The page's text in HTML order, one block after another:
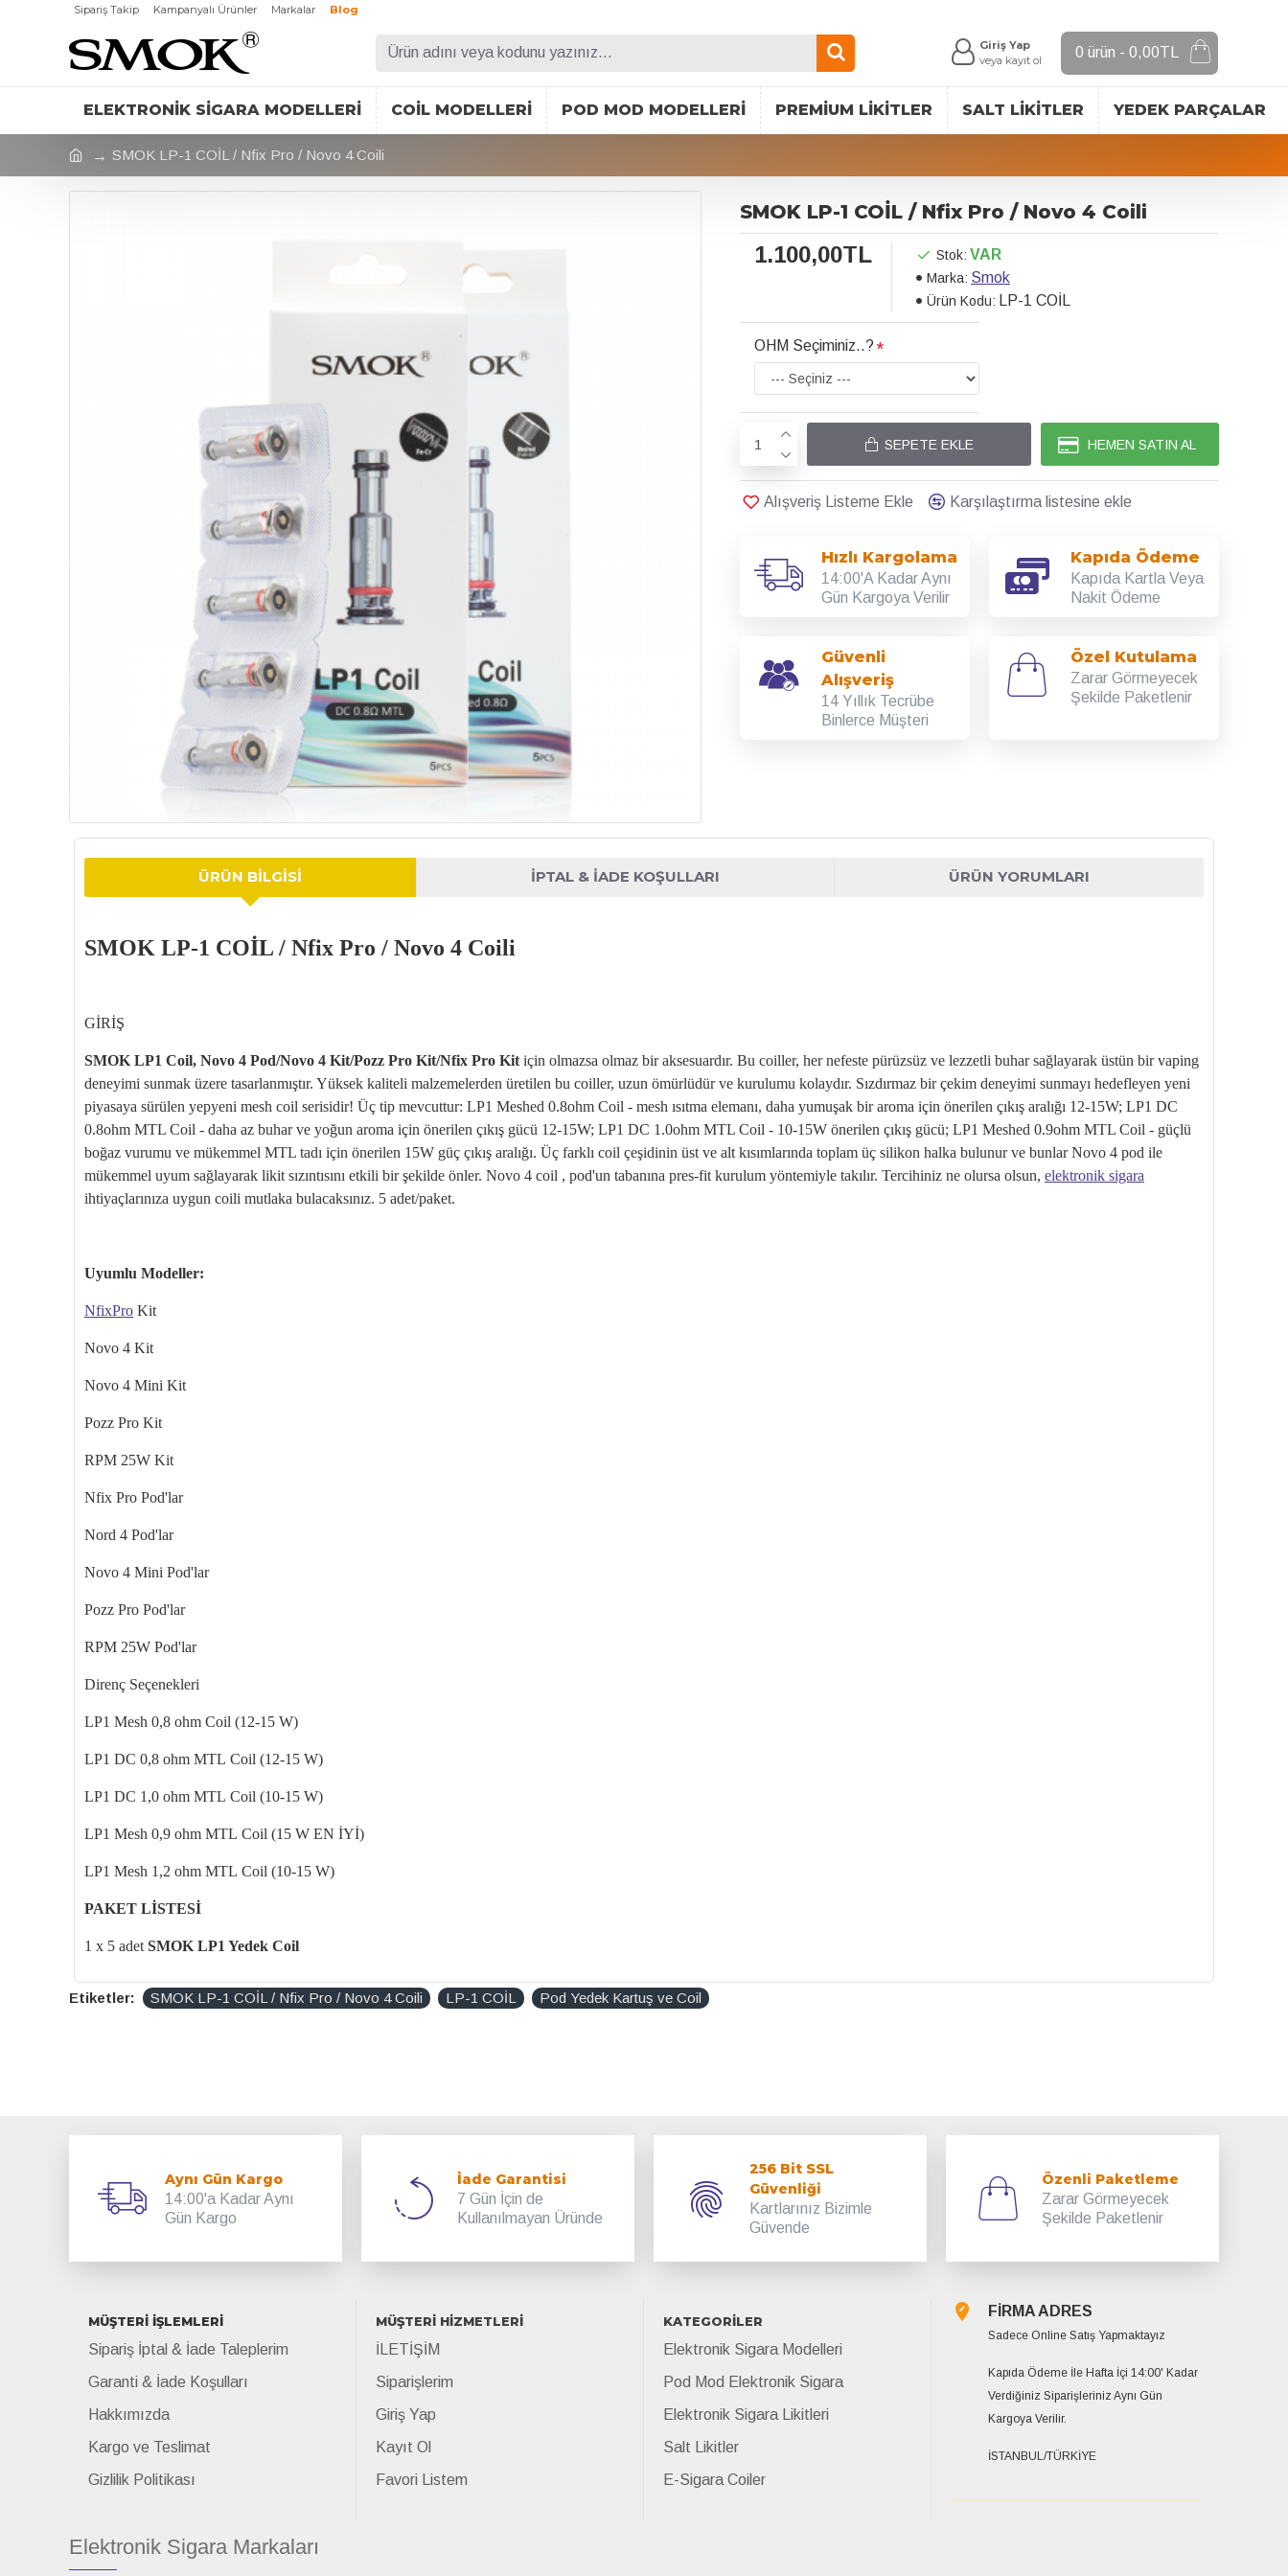
Sipariş Takip Kampanyalı Ürünler Markalar Blog
Giriş Yap
veya kayıt ol
0 ürün - 0,00TL
ELEKTRONIK SIGARA MODELLERI COIL MODELLERI POD MOD MODELLERI PREMIUM LIKITLER SALT LIKITLER YEDEK PARÇALAR
SMOK LP-1 COİL / Nfix Pro / Novo 4 Coili
SMOK LP-1 COİL / Nfix Pro / Novo 4 Coili
1.100,00TL Stok: VAR
Marka: Smok
Ürün Kodu: LP-1 COİL
OHM Seçiminiz..?
SEPETE EKLE HEMEN SATIN AL
Alışveriş Listeme Ekle Karşılaştırma listesine ekle
Hızlı Kargolama
14:00'A Kadar Aynı
Gün Kargoya Verilir
Kapıda Ödeme
Kapıda Kartla Veya
Nakit Ödeme
Güvenli
Alışveriş
14 Yıllık Tecrübe
Binlerce Müşteri
Özel Kutulama
Zarar Görmeyecek
Şekilde Paketlenir
ÜRÜN BILGISI İPTAL & İADE KOŞULLARI ÜRÜN YORUMLARI
SMOK LP-1 COİL / Nfix Pro / Novo 4 Coili
GİRİŞ
SMOK LP1 Coil, Novo 4 Pod/Novo 4 Kit/Pozz Pro Kit/Nfix Pro Kit için olmazsa olmaz bir aksesuardır. Bu coiller, her nefeste pürüzsüz ve lezzetli buhar sağlayarak üstün bir vaping
deneyimi sunmak üzere tasarlanmıştır. Yüksek kaliteli malzemelerden üretilen bu coiller, uzun ömürlüdür ve kurulumu kolaydır. Sızdırmaz bir çekim deneyimi sunmayı hedefleyen yeni
piyasaya sürülen yepyeni mesh coil serisidir! Üç tip mevcuttur: LP1 Meshed 0.8ohm Coil - mesh ısıtma elemanı, daha yumuşak bir aroma için önerilen çıkış aralığı 12-15W; LP1 DC
0.8ohm MTL Coil - daha az buhar ve yoğun aroma için önerilen çıkış gücü 12-15W; LP1 DC 1.0ohm MTL Coil - 10-15W önerilen çıkış gücü; LP1 Meshed 0.9ohm MTL Coil - güçlü
boğaz vurumu ve mükemmel MTL tadı için önerilen 15W güç çıkış aralığı. Üç farklı coil çeşidinin üst ve alt kısımlarında toplam üç silikon halka bulunur ve bunlar Novo 4 pod ile
mükemmel uyum sağlayarak likit sızıntısını etkili bir şekilde önler. Novo 4 coil , pod'un tabanına pres-fit kurulum yöntemiyle takılır. Tercihiniz ne olursa olsun, elektronik sigara
ihtiyaçlarınıza uygun coili mutlaka bulacaksınız. 5 adet/paket.
Uyumlu Modeller:
NfixPro Kit
Novo 4 Kit
Novo 4 Mini Kit
Pozz Pro Kit
RPM 25W Kit
Nfix Pro Pod'lar
Nord 4 Pod'lar
Novo 4 Mini Pod'lar
Pozz Pro Pod'lar
RPM 25W Pod'lar
Direnç Seçenekleri
LP1 Mesh 0,8 ohm Coil (12-15 W)
LP1 DC 0,8 ohm MTL Coil (12-15 W)
LP1 DC 1,0 ohm MTL Coil (10-15 W)
LP1 Mesh 0,9 ohm MTL Coil (15 W EN İYİ)
LP1 Mesh 1,2 ohm MTL Coil (10-15 W)
PAKET LİSTESİ
1 x 5 adet SMOK LP1 Yedek Coil
Etiketler: SMOK LP-1 COİL / Nfix Pro / Novo 4 Coili LP-1 COİL Pod Yedek Kartuş ve Coil
Aynı Gün Kargo
14:00'a Kadar Aynı
Gün Kargo
İade Garantisi
7 Gün İçin de
Kullanılmayan Üründe
256 Bit SSL
Güvenliği
Kartlarınız Bizimle
Güvende
Özenli Paketleme
Zarar Görmeyecek
Şekilde Paketlenir
MÜŞTERİ İŞLEMLERİ
Sipariş İptal & İade Taleplerim
Garanti & İade Koşulları
Hakkımızda
Kargo ve Teslimat
Gizlilik Politikası
MÜŞTERİ HİZMETLERİ
İLETİŞİM
Siparişlerim
Giriş Yap
Kayıt Ol
Favori Listem
KATEGORİLER
Elektronik Sigara Modelleri
Pod Mod Elektronik Sigara
Elektronik Sigara Likitleri
Salt Likitler
E-Sigara Coiler
FİRMA ADRES
Sadece Online Satış Yapmaktayız
Kapıda Ödeme İle Hafta İçi 14:00' Kadar
Verdiğiniz Siparişleriniz Aynı Gün
Kargoya Verilir.
İSTANBUL/TÜRKİYE
Elektronik Sigara Markaları